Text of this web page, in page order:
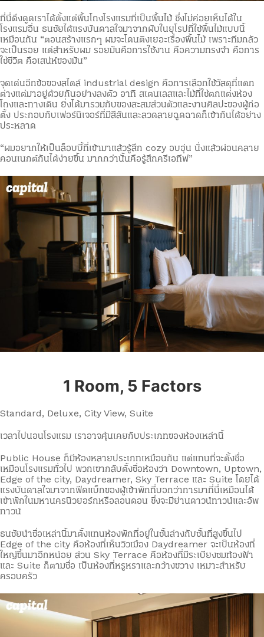
ที่นี่ดึงดูดเราได้ตั้งแต่พื้นโถงโรงแรมที่เป็นพื้นไม้ ซึ่งไม่ค่อยเห็นได้ใน
โรงแรมอื่น ธนชัยได้แรงบันดาลใจมาจากผับในยุโรปที่ใช้พื้นไม้แบบนี้
เหมือนกัน “ตอนสร้างแรกๆ ผมจะโดนติงเยอะเรื่องพื้นไม้ เพราะทีมกลัว
จะเป็นรอย แต่สำหรับผม รอยมันคือการใช้งาน คือความทรงจำ คือการ
ใช้ชีวิต คือเสน่ห์ของมัน”
จุดเด่นอีกข้อของสไตล์ industrial design คือการเลือกใช้วัสดุที่แตก
ต่างแต่มาอยู่ด้วยกันอย่างลงตัว อาทิ สเตนเลสและไม้ที่ใช้ตกแต่งห้อง
โถงและทางเดิน ยิ่งได้มารวมกับของสะสมส่วนตัวและงานศิลปะของผู้ก่อ
ตั้ง ประกอบกับเฟอร์นิเจอร์ที่มีสีสันและลวดลายฉูดฉาดก็เข้ากันได้อย่าง
ประหลาด
“ผมอยากให้เป็นล็อบบี้ที่เข้ามาแล้วรู้สึก cozy อบอุ่น นั่งแล้วผ่อนคลาย
คอนเนกต์กันได้ง่ายขึ้น มากกว่านั้นคือรู้สึกครีเอทีฟ”
1 Room, 5 Factors
Standard, Deluxe, City View, Suite
เวลาไปนอนโรงแรม เราอาจคุ้นเคยกับประเภทของห้องเหล่านี้
Public House ก็มีห้องหลายประเภทเหมือนกัน แต่แทนที่จะตั้งชื่อ
เหมือนโรงแรมทั่วไป พวกเขากลับตั้งชื่อห้องว่า Downtown, Uptown,
Edge of the city, Daydreamer, Sky Terrace และ Suite โดยได้
แรงบันดาลใจมาจากฟีดแบ็กของผู้เข้าพักที่บอกว่าการมาที่นี่เหมือนได้
เข้าพักในมหานครนิวยอร์กหรือลอนดอน ซึ่งจะมีย่านดาวน์ทาวน์และอัพ
ทาวน์
ธนชัยนำชื่อเหล่านี้มาตั้งแทนห้องพักที่อยู่ในชั้นล่างกับชั้นที่สูงขึ้นไป
Edge of the city คือห้องที่เห็นวิวเมือง Daydreamer จะเป็นห้องที่
ใหญ่ขึ้นมาอีกหน่อย ส่วน Sky Terrace คือห้องที่มีระเบียงชมท้องฟ้า
และ Suite ก็ตามชื่อ เป็นห้องที่หรูหราและกว้างขวาง เหมาะสำหรับ
ครอบครัว